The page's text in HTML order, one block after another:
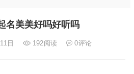
名美美好吗好听吗
日 192阅读 0评论